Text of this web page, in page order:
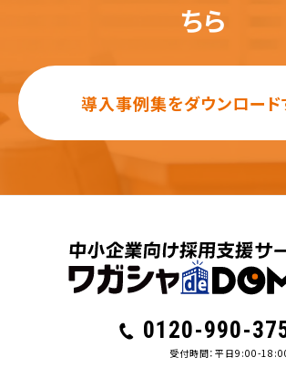
ちら
導入事例集をダウンロード
0120-990-
受付時間：平日9:00-